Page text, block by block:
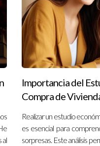
es esencial para lograr
proteger tu inversión y
clara con todas las
en contactar a Iraido
después de hacer
una reserva, revisa los
al
Importancia del
Compra de
Realizar un estudio
es esencial para
sorpresas. Este análisis